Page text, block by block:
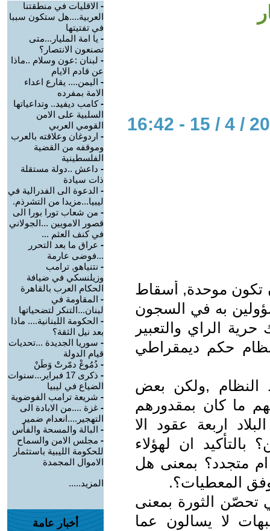
تكون موحدة, أسقاط
به في السجون
الراي والتعبير
نظام حكم ديمقراطي
النظام ,ولكن بعض
ما كان بمقدورهم
اربعة عقود الا
بالتأكيد ان لهؤلاء
متجدد؟ بمعنى هل
وفق المعطيات؟.
تحصّن الثورة بمعنى
لا يسالون عما
- الاقليات في منطقتنا
العربية....هل ستكون سببا
في تفتيتها
- يا امة المليار...متى
تصنعون الانتصار؟
- لبنان :عون وسلام ..ماذا
عن قادم الايام
- اليمن.... يقارع اعداء
الامة بمفرده
-كامب ديفيد.. وتداعياتها
السلبية على الامن
القومي العربي
- اردوغان وعلاقته بالعرب
وموقفه من القضية
الفلسطينية
- داعش ..دولة مستقلة
ذات سيادة
- الدعوة الى الفدرالية في
ليبيا...مزيدا من التشرذم.
- من شعاب تورا بورا الى
قصور الامويين ...الجولاني
في كنف العثم ...
- عراق ما بعد التحرر
...فوضى عارمة
- نتنياهو, ترامب
وزيلنسكي في ضيافة
الحكام العرب بالقاهرة
- المقاومة في
لبنان...التنكر لتضحياتها
- الحكومة اللبنانية.... ماذا
بعد نيل الثقة؟
- سوريا الجديدة ...تحديات
قيام الدولة
- دُمُوعْ دمّرتْ وَطَنْ
-
ذكرى 17 فبراير...سنوات
الضياع في ليبيا
- شريعة ترامب الفوضوية
- غزة ....من الابادة الى
التهجير....انعدام ضمير
- البالة والمسحة والفأس
- مجلس الامن والسماح
للحكومة الليبية باستثمار
الاموال المجمدة
المزيد.....
أخبار عامة